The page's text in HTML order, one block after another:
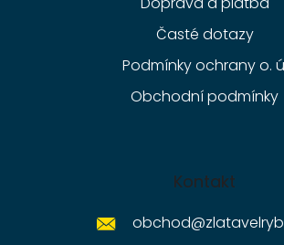
Časté dotazy
Podmínky ochrany o.
Obchodní podmínky
Kontakt
obchod@